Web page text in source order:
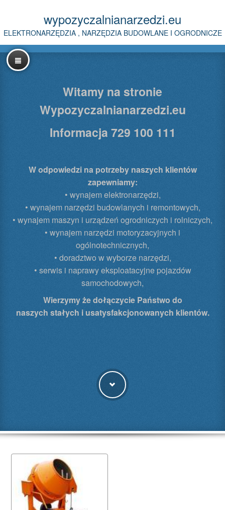
wypozyczalnianarzedzi.eu
ELEKTRONARZĘDZIA , NARZĘDZIA BUDOWLANE I OGRODNICZE
Witamy na stronie
Wypozyczalnianarzedzi.eu
Informacja 729 100 111
W odpowiedzi na potrzeby naszych klientów
zapewniamy:
• wynajem elektronarzędzi,
• wynajem narzędzi budowlanych i remontowych,
• wynajem maszyn i urządzeń ogrodniczych i rolniczych,
• wynajem narzędzi motoryzacyjnych i
ogólnotechnicznych,
• doradztwo w wyborze narzędzi,
• serwis i naprawy eksploatacyjne pojazdów
samochodowych,
Wierzymy że dołączycie Państwo do
naszych stałych i usatysfakcjonowanych klientów.